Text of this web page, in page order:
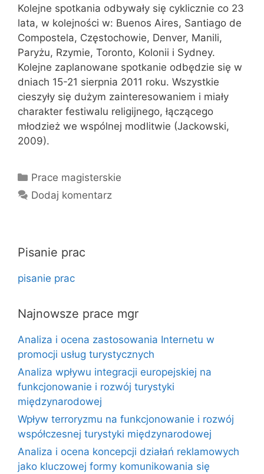
Kolejne spotkania odbywały się cyklicznie co 2­3
lata, w kolejności w: Buenos Aires, Santiago de
Compostela, Częstochowie, Denver, Manili,
Paryżu, Rzymie, Toronto, Kolonii i Sydney.
Kolejne zaplanowane spotkanie odbędzie się w
dniach 15-21 sierpnia 2011 roku. Wszystkie
cieszyły się dużym zainteresowaniem i miały
charakter festiwalu religijnego, łączącego
młodzież we wspólnej modlitwie (Jackowski,
2009).
Kategorie
Prace magisterskie
Dodaj komentarz
Pisanie prac
pisanie prac
Najnowsze prace mgr
Analiza i ocena zastosowania Internetu w
promocji usług turystycznych
Analiza wpływu integracji europejskiej na
funkcjonowanie i rozwój turystyki
międzynarodowej
Wpływ terroryzmu na funkcjonowanie i rozwój
współczesnej turystyki międzynarodowej
Analiza i ocena koncepcji działań reklamowych
jako kluczowej formy komunikowania się